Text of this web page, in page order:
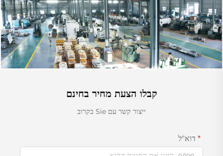
קבלו הצעת מחיר בחינם
ייצור קשר עם Sie בקרוב
דוא"ל